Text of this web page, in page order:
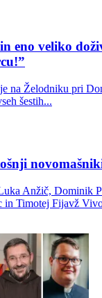
eno veliko
na Želodniku pri
šestih...
Anžič, Dominik
in Timotej Fijavž